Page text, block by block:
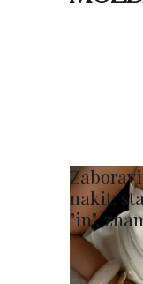
nakit:
"in",